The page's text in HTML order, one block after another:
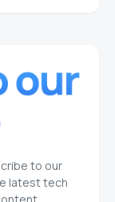
to our
latest tech